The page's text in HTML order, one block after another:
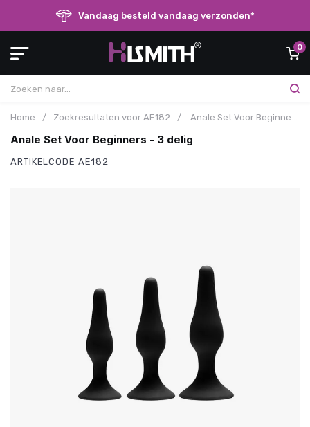
Vandaag besteld vandaag verzonden*
0
Home / Zoekresultaten voor AE182 / Anale Set Voor Beginners - 3 delig
Anale Set Voor Beginners - 3 delig
ARTIKELCODE AE182